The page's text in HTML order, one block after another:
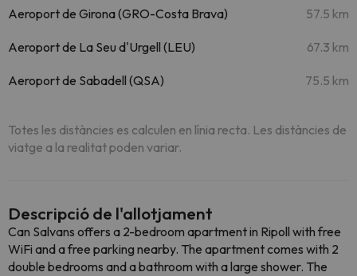
Aeroport de Girona (GRO-Costa Brava) 57.5 km
Aeroport de La Seu d'Urgell (LEU) 67.3 km
Aeroport de Sabadell (QSA) 75.5 km
Totes les distàncies es calculen en línia recta. Les distàncies de
viatge a la realitat poden variar.
Descripció de l'allotjament
Can Salvans offers a 2-bedroom apartment in Ripoll with free
WiFi and a free parking nearby. The apartment comes with 2
double bedrooms and a bathroom with a large shower. The